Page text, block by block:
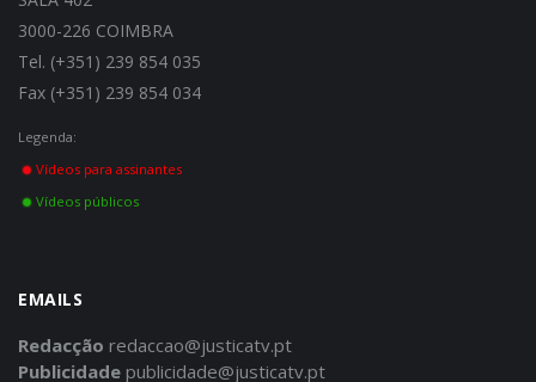
3000-226 COIMBRA
Tel. (+351) 239 854 035
Fax (+351) 239 854 034
Legenda:
Vídeos para assinantes
Vídeos públicos
EMAILS
Redacção redaccao@justicatv.pt
Publicidade publicidade@justicatv.pt